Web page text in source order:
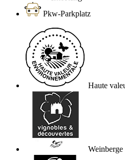
Pkw-Parkplatz
Haute